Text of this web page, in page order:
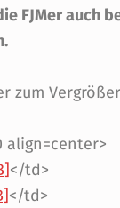
FJMer auch
zum
align=center>
</td>
</td>